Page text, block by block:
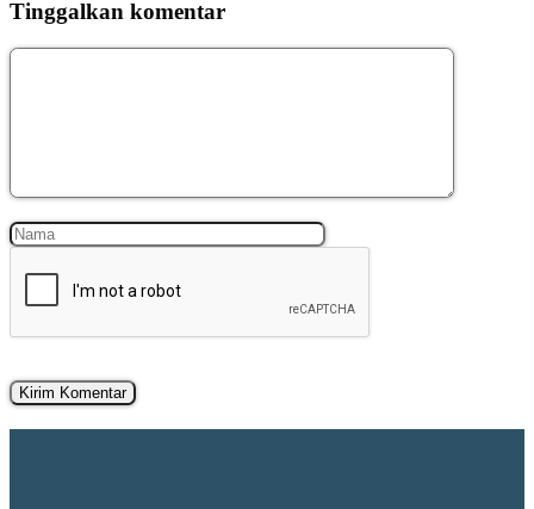
Tinggalkan komentar
Komentar
Nama Surel